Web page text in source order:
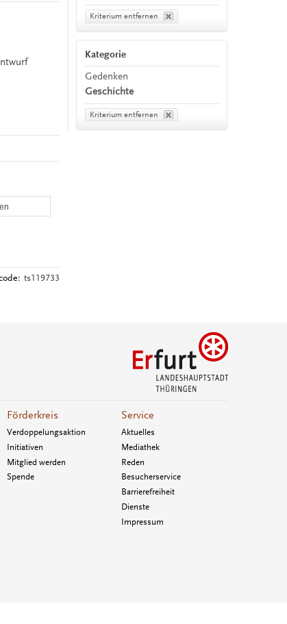
ts119733
Kriterium entfernen
Kategorie
Gedenken
Geschichte
Kriterium entfernen
Förderkreis
Verdoppelungsaktion
Initiativen
Mitglied werden
Spende
Service
Aktuelles
Mediathek
Reden
Besucherservice
Barrierefreiheit
Dienste
Impressum